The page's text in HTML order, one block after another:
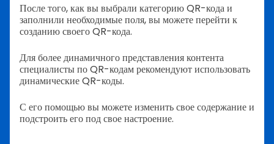
После того, как вы выбрали категорию QR-кода и
заполнили необходимые поля, вы можете перейти к
созданию своего QR-кода.
Для более динамичного представления контента
специалисты по QR-кодам рекомендуют использовать
динамические QR-коды.
С его помощью вы можете изменить свое содержание и
подстроить его под свое настроение.